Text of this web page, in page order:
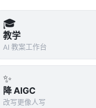
、再到生成式检索与
以近似最近邻搜索
档表示；生成式方法
到 LLM 指令
🎓
教学
AI 教案工作台
✨
降 AIGC
改写更像人写